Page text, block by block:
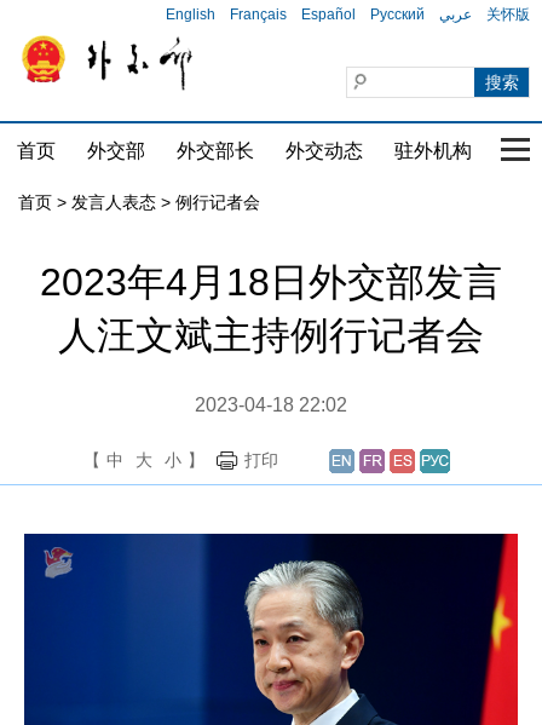
English Français Español Русский عربي 关怀版
首页 外交部 外交部长 外交动态 驻外机构 国
首页 > 发言人表态 > 例行记者会
2023年4月18日外交部发言
人汪文斌主持例行记者会
2023-04-18 22:02
【 中 大 小 】 打印